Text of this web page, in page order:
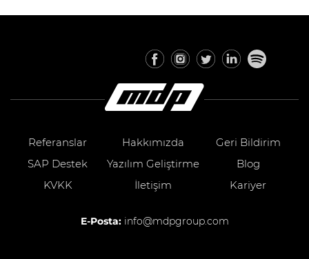
Referanslar Hakkımızda
Geri Bildirim
SAP Destek
Yazılım Geliştirme
Blog
KVKK
İletişim Kariyer
E-Posta: info@mdpgroup.com